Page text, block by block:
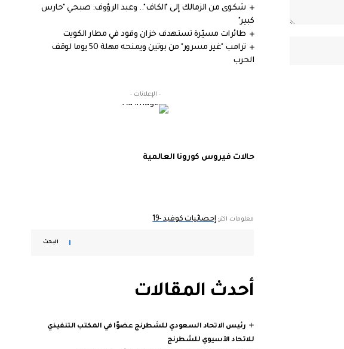
شكوى من الزمالك إلى "الكاف".. وعبد الرؤوف: صبحي "حارس
كبير"
طائرات مسيّرة تستهدف خزان وقود في مطار الكويت
ترامب "غير مسرور" من بوتين ويمنحه مهلة 50 يوما لوقف
الحرب
- الإعلانات -
حالات فيروس كورونا العالمية
معلومات اكثر: إحصائيات كوفيد -19
البحث
أحدث المقالات
رئيس الاتحاد السعودي للشطرنج عضوًا في المكتب التنفيذي
للاتحاد الآسيوي للشطرنج